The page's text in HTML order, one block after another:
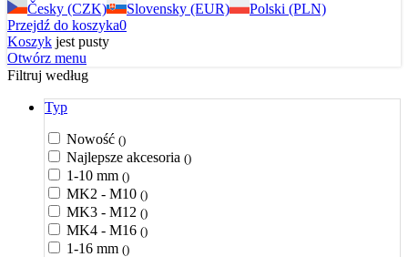
Česky (CZK)
Slovensky (EUR)
Polski (PLN)
Przejdź do koszyka0
Koszyk jest pusty
Otwórz menu
Filtruj według
Typ
Nowość ()
Najlepsze akcesoria ()
1-10 mm ()
MK2 - M10 ()
MK3 - M12 ()
MK4 - M16 ()
1-16 mm ()